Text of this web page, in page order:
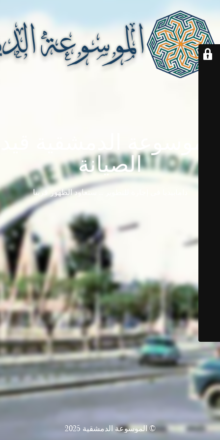
الصيانة
دامابيديا في إجازة للتطوير ... ستعاود الظهور قريباً
© الموسوعة الدمشقية 2025